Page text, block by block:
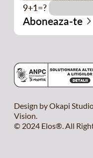
9+1=?
Design by Okapi
Vision.
© 2024 Elos®. All